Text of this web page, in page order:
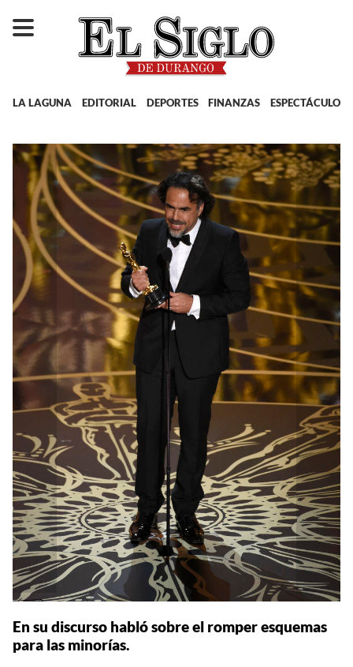
LA LAGUNA EDITORIAL DEPORTES FINANZAS ESPECTÁCULOS
En su discurso habló sobre el romper esquemas
para las minorías.